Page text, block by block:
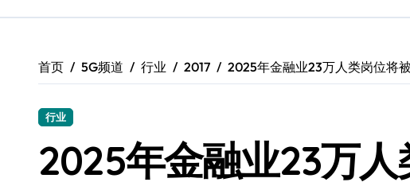
三星S26上新！3招秒变手机个性美学
C55 5G潮玩秘籍：定制时尚新态度
三星Galaxy S26来袭！创新黑科技，重塑手机时尚
首页 5G频道 行业 2017 2025年金融业23万人类岗位将
行业
2025年金融业23万